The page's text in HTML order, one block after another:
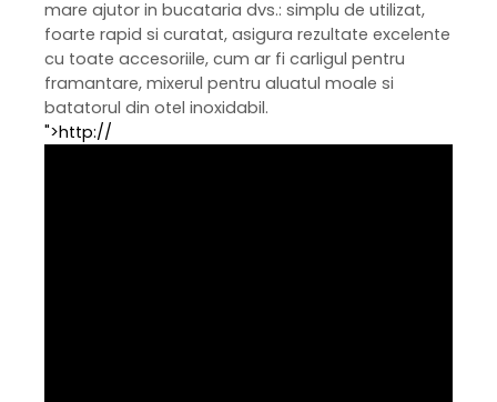
mare ajutor in bucataria dvs.: simplu de utilizat,
foarte rapid si curatat, asigura rezultate excelente
cu toate accesoriile, cum ar fi carligul pentru
framantare, mixerul pentru aluatul moale si
batatorul din otel inoxidabil.
">http://